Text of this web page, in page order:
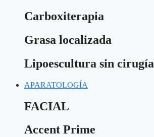
Carboxiterapia
Grasa localizada
Lipoescultura sin cirugía
APARATOLOGÍA
FACIAL
Accent Prime